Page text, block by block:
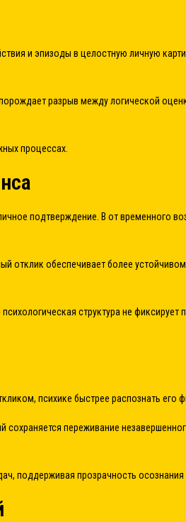
и эпизоды в целостную личную
разрыв между логической
процессах.
подтверждение. В от временного
отклик обеспечивает более
структура не фиксирует
психике быстрее распознать его
сохраняется переживание
поддерживая прозрачность осознания